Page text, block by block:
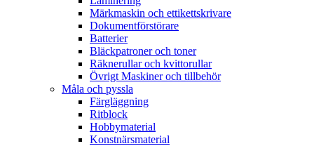
Märkmaskin och ettikettskrivare
Dokumentförstörare
Batterier
Bläckpatroner och toner
Räknerullar och kvittorullar
Övrigt Maskiner och tillbehör
Måla och pyssla
Färgläggning
Ritblock
Hobbymaterial
Konstnärsmaterial